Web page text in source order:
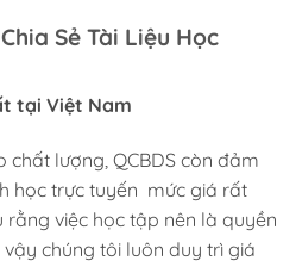
Sẻ Tài Liệu Học
tại Việt Nam
chất lượng, QCBDS còn đảm
học trực tuyến mức giá rất
rằng việc học tập nên là quyền
chúng tôi luôn duy trì giá